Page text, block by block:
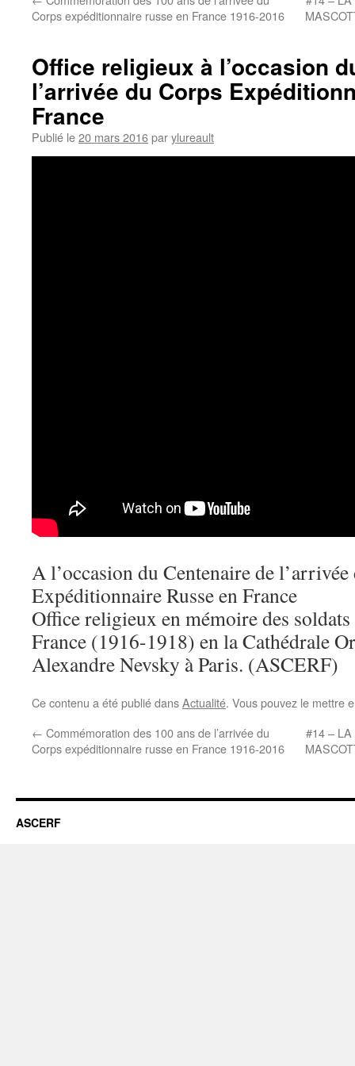
Corps expéditionnaire russe en France 1916-2016
Office religieux à l’occasion
l’arrivée du Corps
France
Publié le20 mars 2016parylureault
A l’occasion du Centenaire de
Expéditionnaire Russe en France
Office religieux en mémoire des
France (1916-1918) en la Cathédrale
Alexandre Nevsky à Paris. (ASCERF)
Ce contenu a été publié dansActualité. Vous pouvez le mettre
← Commémoration des 100 ans de l’arrivée du
Corps expéditionnaire russe en France 1916-2016
#14 – LA
ASCERF